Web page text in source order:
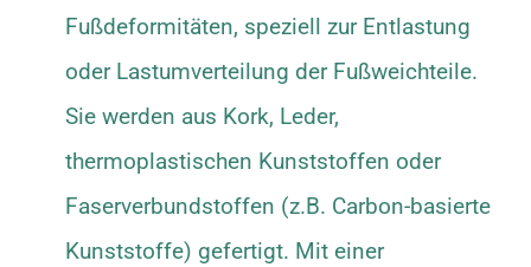
Fußdeformitäten, speziell zur Entlastung
oder Lastumverteilung der Fußweichteile.
Sie werden aus Kork, Leder,
thermoplastischen Kunststoffen oder
Faserverbundstoffen (z.B. Carbon-basierte
Kunststoffe) gefertigt. Mit einer